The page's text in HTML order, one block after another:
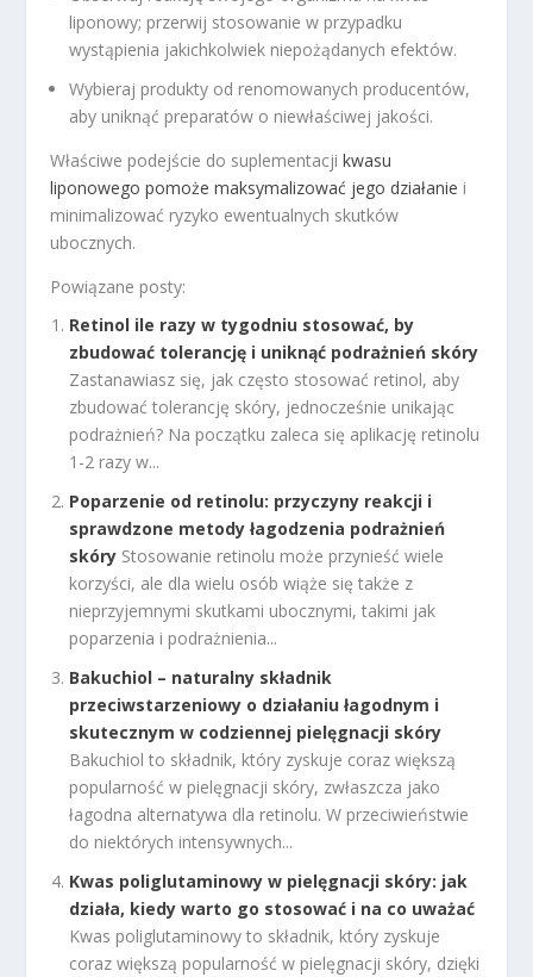
liponowy; przerwij stosowanie w przypadku
wystąpienia jakichkolwiek niepożądanych efektów.
Wybieraj produkty od renomowanych producentów,
aby uniknąć preparatów o niewłaściwej jakości.
Właściwe podejście do suplementacjikwasu
liponowego pomoże maksymalizować jego działanie i
minimalizować ryzyko ewentualnych skutków
ubocznych.
Powiązane posty:
Retinol ile razy w tygodniu stosować, by
zbudować tolerancję i uniknąć podrażnień skóry
Zastanawiasz się, jak często stosować retinol, aby
zbudować tolerancję skóry, jednocześnie unikając
podrażnień? Na początku zaleca się aplikację retinolu
1-2 razy w...
Poparzenie od retinolu: przyczyny reakcji i
sprawdzone metody łagodzenia podrażnień
skóry Stosowanie retinolu może przynieść wiele
korzyści, ale dla wielu osób wiąże się także z
nieprzyjemnymi skutkami ubocznymi, takimi jak
poparzenia i podrażnienia...
Bakuchiol – naturalny składnik
przeciwstarzeniowy o działaniu łagodnym i
skutecznym w codziennej pielęgnacji skóry
Bakuchiol to składnik, który zyskuje coraz większą
popularność w pielęgnacji skóry, zwłaszcza jako
łagodna alternatywa dla retinolu. W przeciwieństwie
do niektórych intensywnych...
Kwas poliglutaminowy w pielęgnacji skóry: jak
działa, kiedy warto go stosować i na co uważać
Kwas poliglutaminowy to składnik, który zyskuje
coraz większą popularność w pielęgnacji skóry, dzięki